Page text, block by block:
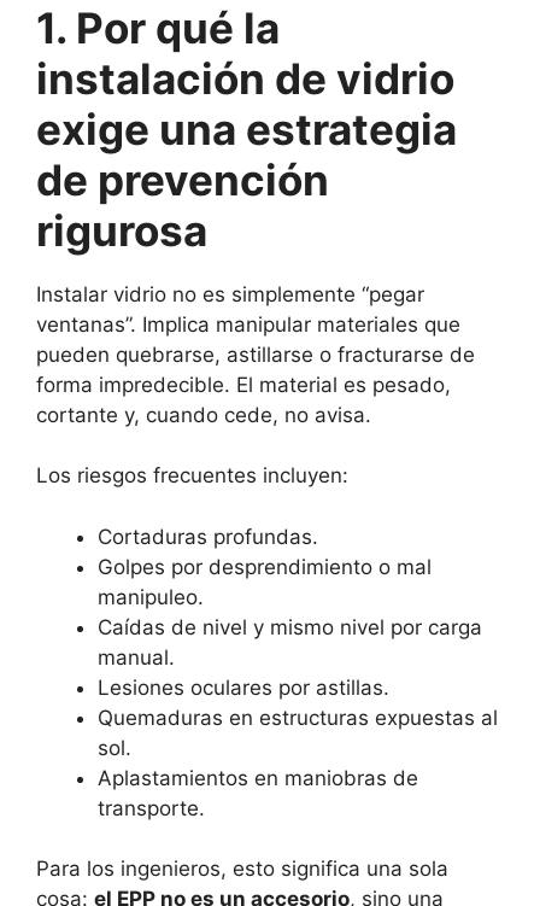
1. Por qué la
instalación de vidrio
exige una estrategia
de prevención
rigurosa
Instalar vidrio no es simplemente “pegar
ventanas”. Implica manipular materiales que
pueden quebrarse, astillarse o fracturarse de
forma impredecible. El material es pesado,
cortante y, cuando cede, no avisa.
Los riesgos frecuentes incluyen:
Cortaduras profundas.
Golpes por desprendimiento o mal
manipuleo.
Caídas de nivel y mismo nivel por carga
manual.
Lesiones oculares por astillas.
Quemaduras en estructuras expuestas al
sol.
Aplastamientos en maniobras de
transporte.
Para los ingenieros, esto significa una sola
cosa: el EPP no es un accesorio, sino una